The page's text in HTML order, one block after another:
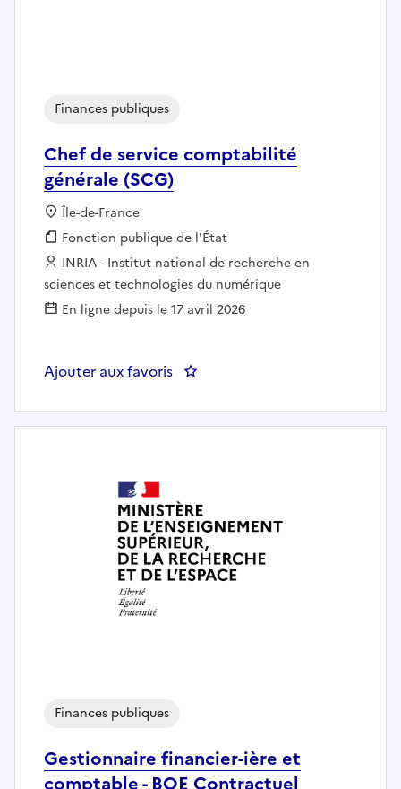
Chef de service comptabilité
générale (SCG)
Finances publiques
Localisation :
Île-de-France
Fonction publique :
Fonction publique de l'État
Employeur :
INRIA - Institut national de recherche en
sciences et technologies du numérique
En ligne depuis le 17 avril 2026
Ajouter aux favoris : Chef de service comptabilité
Gestionnaire financier-ière et
comptable - BOE Contractuel
Finances publiques